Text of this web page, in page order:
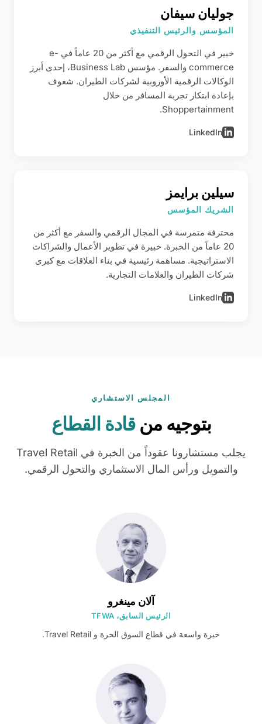
جوليان سيفان
المؤسس والرئيس التنفيذي
خبير في التحول الرقمي مع أكثر من 20 عاماً في e-
commerce والسفر. مؤسس Business Lab، إحدى أبرز
الوكالات الرقمية الأوروبية لشركات الطيران. شغوف
بإعادة ابتكار تجربة المسافر من خلال
Shoppertainment.
LinkedIn
سيلين برايمز
الشريك المؤسس
محترفة متمرسة في المجال الرقمي والسفر مع أكثر من
20 عاماً من الخبرة. خبيرة في تطوير الأعمال والشراكات
الاستراتيجية. مساهمة رئيسية في بناء العلاقات مع كبرى
شركات الطيران والعلامات التجارية.
LinkedIn
المجلس الاستشاري
بتوجيه منقادة القطاع
يجلب مستشارونا عقوداً من الخبرة في Travel Retail
والتمويل ورأس المال الاستثماري والتحول الرقمي.
آلان مينغرو
الرئيس السابق، TFWA
خبرة واسعة في قطاع السوق الحرة و Travel Retail.